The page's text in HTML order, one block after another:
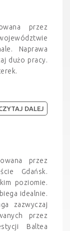
przez
Naprawa
dużo pracy.
przez
Gdańsk.
poziomie.
idealnie.
zazwyczaj
przez
Baltea
DALEJ